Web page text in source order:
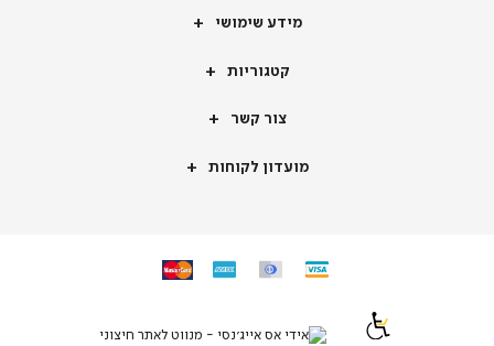
מידע
מידע שימושי
קטגוריותקטגוריות
צור
צור קשר
מועדון
מועדון לקוחות